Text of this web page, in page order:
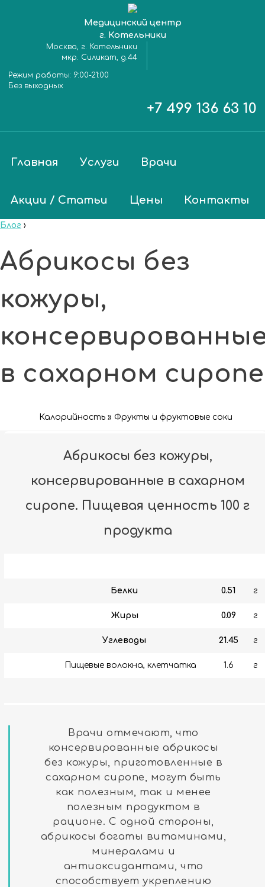
Медицинский центр
г. Котельники
Москва, г. Котельники
мкр. Силикат, д.44
Режим работы: 9:00-21:00
Без выходных
+7 499 136 63 10
Главная Услуги Врачи
Акции / Статьи Цены Контакты
Блог ›
Абрикосы без
кожуры,
в сахарном сиропе
Калорийность » Фрукты и фруктовые соки
Абрикосы без кожуры,
консервированные в сахарном
сиропе. Пищевая ценность 100 г
продукта
Белки 0.51 г
Жиры 0.09 г
Углеводы 21.45 г
Пищевые волокна, клетчатка 1.6 г
Врачи отмечают, что
консервированные абрикосы
без кожуры, приготовленные в
сахарном сиропе, могут быть
как полезным, так и менее
полезным продуктом в
рационе. С одной стороны,
абрикосы богаты витаминами,
минералами и
антиоксидантами, что
способствует укреплению